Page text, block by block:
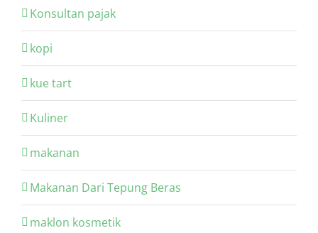
Konsultan pajak
kopi
kue tart
Kuliner
makanan
Makanan Dari Tepung Beras
maklon kosmetik